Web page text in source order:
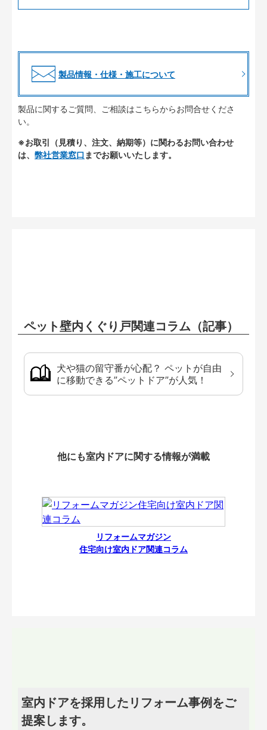
製品情報・仕様・施工について
製品に関するご質問、ご相談はこちらからお問合せくださ
い。
※お取引（見積り、注文、納期等）に関わるお問い合わせ
は、 弊社営業窓口 までお願いいたします。
ペット壁内くぐり戸関連コラム（記事）
犬や猫の留守番が心配？ ペットが自由
に移動できる”ペットドア”が人気！
他にも室内ドアに関する情報が満載
リフォームマガジン
住宅向け室内ドア関連コラム
室内ドアを採用したリフォーム事例をご
提案します。